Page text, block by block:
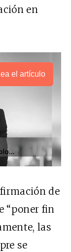
en
el artículo
de
“poner fin
las
se